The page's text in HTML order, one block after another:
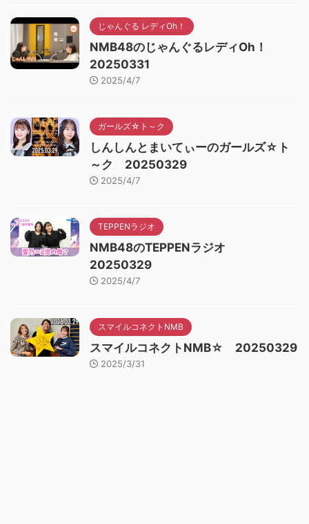
じゃんぐる レディOh！
NMB48のじゃんぐるレディOh！
20250331
2025/4/7
ガールズ☆ト～ク
しんしんとまいてぃーのガールズ☆ト
～ク 20250329
2025/4/7
TEPPENラジオ
NMB48のTEPPENラジオ
20250329
2025/4/7
スマイルコネクトNMB
スマイルコネクトNMB☆ 20250329
2025/3/31